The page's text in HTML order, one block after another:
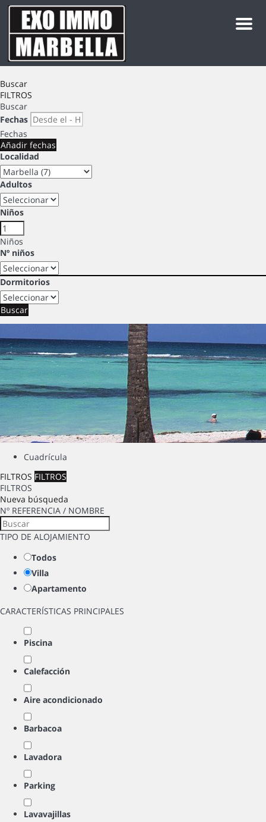
Menu
Buscar
FILTROS
Buscar
Fechas
Fechas
Añadir fechas
Localidad
Adultos
Niños
Niños
Nº niños
Dormitorios
Buscar
Cuadrícula
FILTROS FILTROS
FILTROS
Nueva búsqueda
Nº REFERENCIA / NOMBRE
TIPO DE ALOJAMIENTO
Todos
Villa
Apartamento
CARACTERÍSTICAS PRINCIPALES
Piscina
Calefacción
Aire acondicionado
Barbacoa
Lavadora
Parking
Lavavajillas